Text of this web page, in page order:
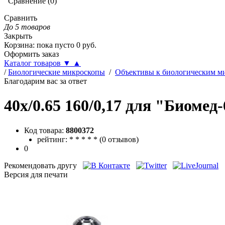
Сравнить
До 5 товаров
Закрыть
Корзина: пока пусто 0 руб.
Оформить заказ
Каталог товаров ▼
▲
/ Биологические микроскопы / Объективы к биологическим
Благодарим вас за ответ
40х/0.65 160/0,17 для
Код товара: 8800372
рейтинг: * * * * * (0 отзывов)
0
Рекомендовать другу
Версия для печати